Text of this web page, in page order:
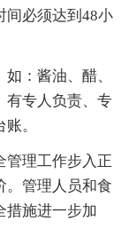
间必须达到48小
：酱油、醋、
有专人负责、专
。
理工作步入正
。管理人员和食
措施进一步加